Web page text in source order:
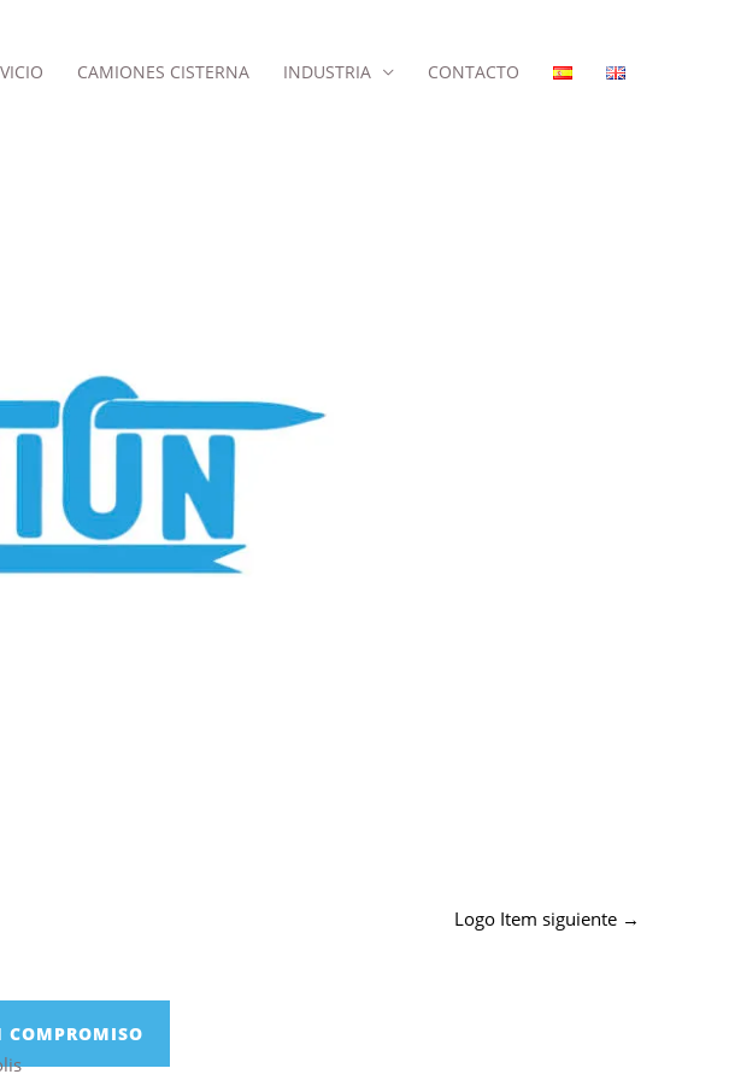
CAMIONES CISTERNA INDUSTRIA CONTACTO
Logo Item siguiente →
COMPROMISO